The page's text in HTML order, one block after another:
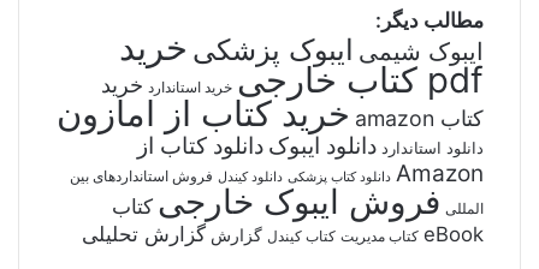
مطالب دیگر:
ایبوک شیمی ایبوک پزشکی خرید
pdf کتاب خارجی خرید استاندارد خرید
کتاب amazon
خرید کتاب از امازون
دانلود استاندارد دانلود ایبوک دانلود کتاب از
Amazon دانلود کتاب پزشکی دانلود کیندل فروش استانداردهای بین
المللی فروش ایبوک خارجی کتاب
eBook کتاب مدیریت کتاب کیندل گزارش گزارش تحلیلی